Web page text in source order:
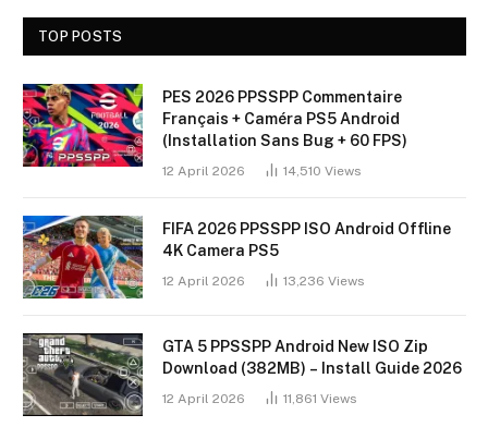
TOP POSTS
PES 2026 PPSSPP Commentaire
Français + Caméra PS5 Android
(Installation Sans Bug + 60 FPS)
12 April 2026 14,510 Views
FIFA 2026 PPSSPP ISO Android Offline
4K Camera PS5
12 April 2026 13,236 Views
GTA 5 PPSSPP Android New ISO Zip
Download (382MB) – Install Guide 2026
12 April 2026 11,861 Views